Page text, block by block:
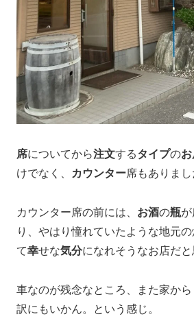
席についてから注文するタイプの
けでなく、 カウンター席もありまし
カウンター席の前には、 お酒の瓶
り、やはり憧れていたような地元
て幸せな気分になれそうなお店だと
車なのが残念なところ、また家か
訳にもいかん。という感じ。